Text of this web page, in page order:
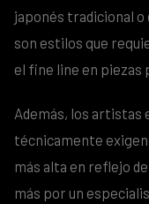
japonés tradicional
son estilos que
el fine line en piezas
Además, los artistas
técnicamente
más alta en reflejo
más por un